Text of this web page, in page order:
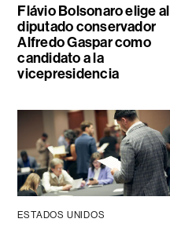
Flávio Bolsonaro elige al
diputado conservador
Alfredo Gaspar como
candidato a la
vicepresidencia
ESTADOS UNIDOS